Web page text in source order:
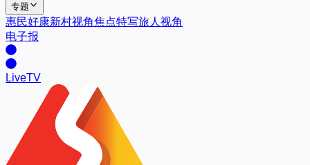
专题
惠民好康新村视角焦点特写旅人视角
电子报
LiveTV